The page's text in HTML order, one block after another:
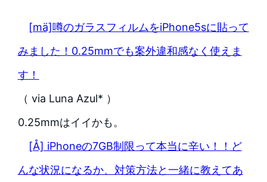
[mä]噂のガラスフィルムをiPhone5sに貼って
みました！0.25mmでも案外違和感なく使えま
す！
（ via Luna Azul* ）
0.25mmはイイかも。
[Å] iPhoneの7GB制限って本当に辛い！！ど
んな状況になるか、対策方法と一緒に教えてあ